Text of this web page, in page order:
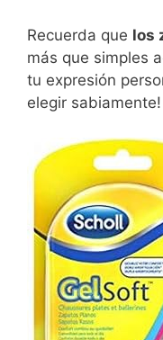
Recuerda que los
más que simples
tu expresión
elegir sabiamente!